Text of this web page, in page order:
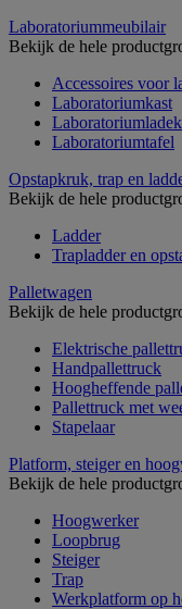
Laboratoriummeubilair
Bekijk de hele
Accessoires voor
Laboratoriumkast
Laboratoriumtafel
Opstapkruk, trap en
Bekijk de hele
Ladder
Trapladder en
Palletwagen
Bekijk de hele
Elektrische
Handpallettruck
Hoogheffende
Pallettruck met
Stapelaar
Platform, steiger en
Bekijk de hele
Hoogwerker
Loopbrug
Steiger
Trap
Werkplatform op